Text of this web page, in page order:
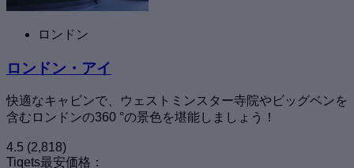
ロンドン
ロンドン・アイ
快適なキャビンで、ウェストミンスター寺院やビッグベンを
含むロンドンの360 °の景色を堪能しましょう！
4.5 (2,818)
Tiqets最安価格：